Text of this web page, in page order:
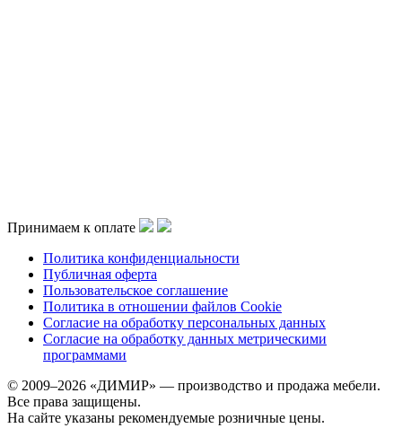
Принимаем к оплате
Политика конфиденциальности
Публичная оферта
Пользовательское соглашение
Политика в отношении файлов Cookie
Согласие на обработку персональных данных
Согласие на обработку данных метрическими
программами
© 2009–2026 «ДИМИР» — производство и продажа мебели.
Все права защищены.
На сайте указаны рекомендуемые розничные цены.